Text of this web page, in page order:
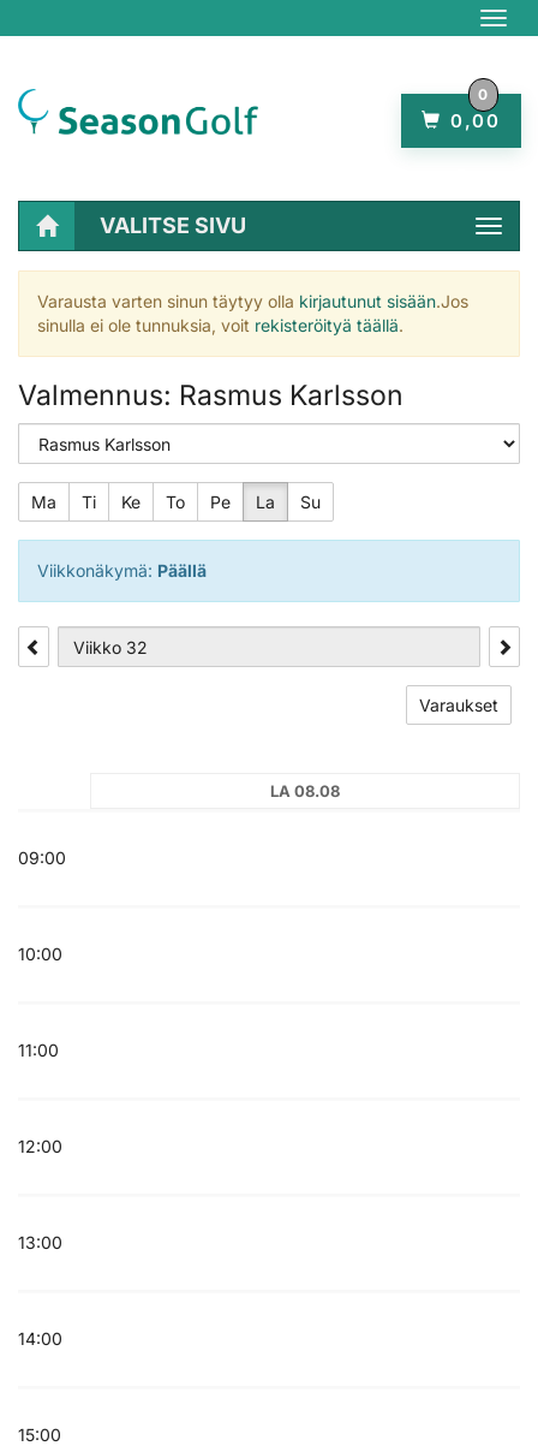
0,00
0
VALITSE SIVU
Varausta varten sinun täytyy olla kirjautunut sisään.Jos
sinulla ei ole tunnuksia, voit rekisteröityä täällä.
Valmennus: Rasmus Karlsson
Ma Ti Ke To Pe La Su
Viikkonäkymä: Päällä
Varaukset
LA 08.08
09:00
10:00
11:00
12:00
13:00
14:00
15:00